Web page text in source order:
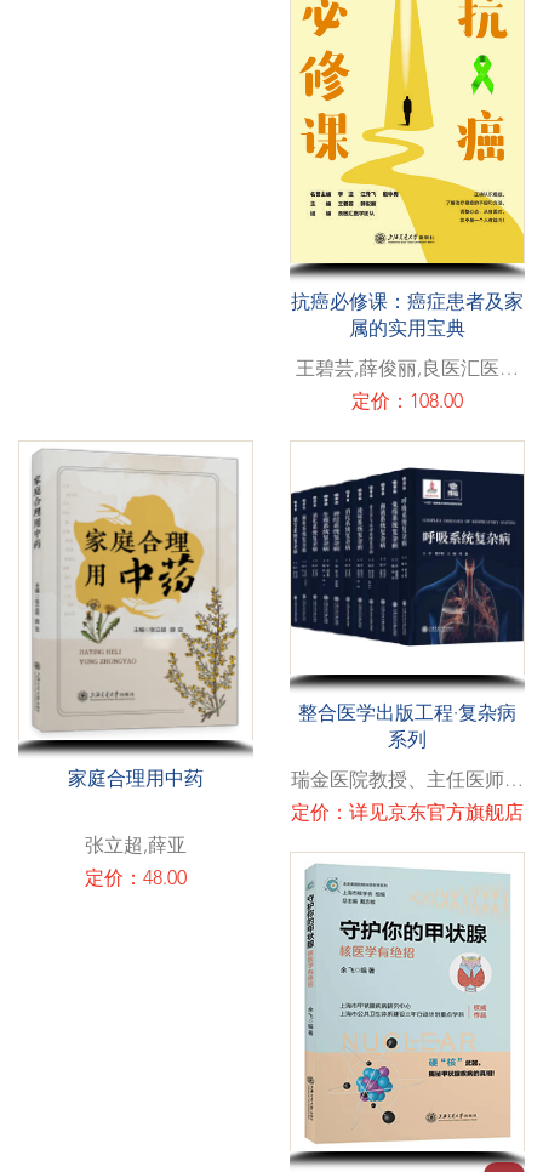
抗癌必修课：癌症患者及家
属的实用宝典
王碧芸,薛俊丽,良医汇医学
团队
定价：108.00
家庭合理用中药
张立超,薛亚
定价：48.00
整合医学出版工程·复杂病
系列
瑞金医院教授、主任医师、
医学博士、博士生导师
定价：详见京东官方旗舰店